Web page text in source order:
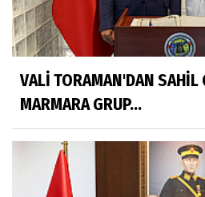
VALİ TORAMAN'DAN SAHİL
MARMARA GRUP...